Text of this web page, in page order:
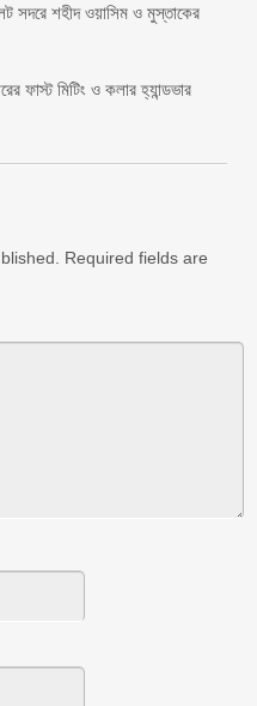
সদরে শহীদ ওয়াসিম ও মুস্তাকের
ফাস্ট মিটিং ও কলার হ্যান্ডভার
Required fields are